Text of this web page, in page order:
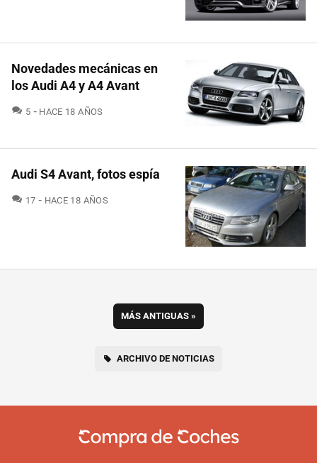
Novedades mecánicas en
los Audi A4 y A4 Avant
5 COMENTARIOS
HACE 18 AÑOS
Audi S4 Avant, fotos espía
17 COMENTARIOS
HACE 18 AÑOS
MÁS ANTIGUAS »
ARCHIVO DE NOTICIAS